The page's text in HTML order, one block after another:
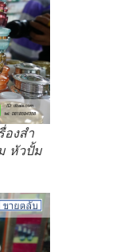
องสำ
หัวปั้ม